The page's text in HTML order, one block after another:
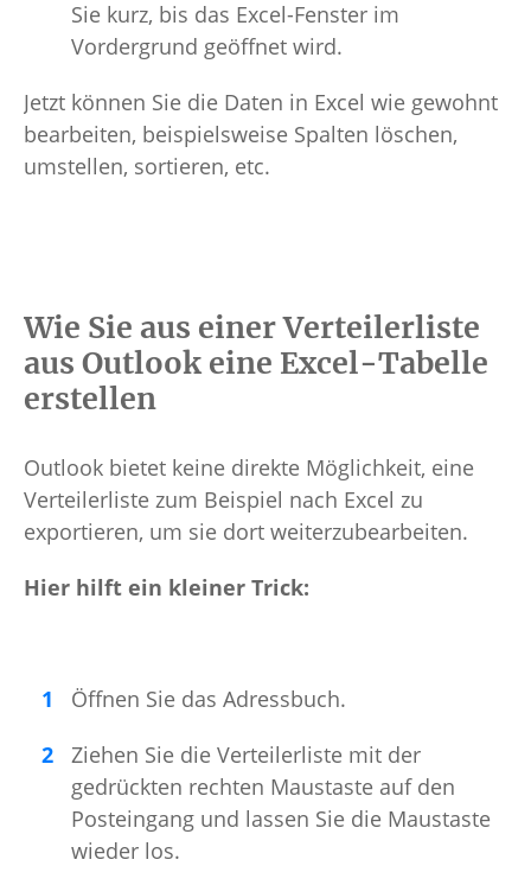
Sie kurz, bis das Excel-Fenster im
Vordergrund geöffnet wird.
Jetzt können Sie die Daten in Excel wie gewohnt
bearbeiten, beispielsweise Spalten löschen,
umstellen, sortieren, etc.
Wie Sie aus einer Verteilerliste
aus Outlook eine Excel-Tabelle
erstellen
Outlook bietet keine direkte Möglichkeit, eine
Verteilerliste zum Beispiel nach Excel zu
exportieren, um sie dort weiterzubearbeiten.
Hier hilft ein kleiner Trick:
Öffnen Sie das Adressbuch.
Ziehen Sie die Verteilerliste mit der
gedrückten rechten Maustaste auf den
Posteingang und lassen Sie die Maustaste
wieder los.